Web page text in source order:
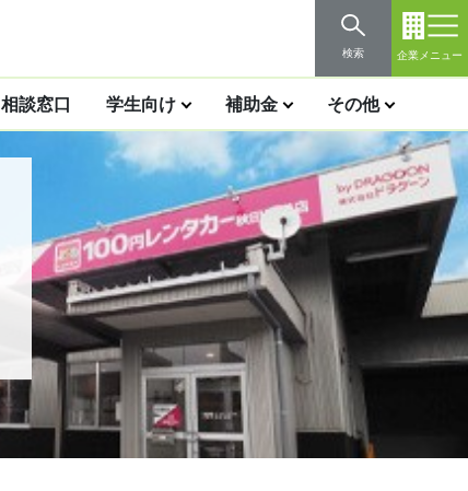
検索 企業メニュー
相談窓口 学生向け 補助金 その他